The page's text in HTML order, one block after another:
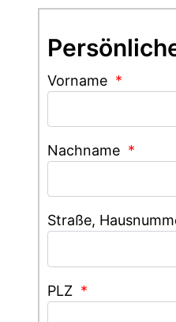
Vorname *
Nachname *
Straße,
PLZ *